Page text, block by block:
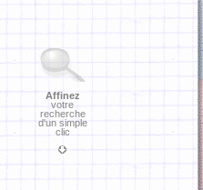
Affinez
votre
recherche
d'un simple
clic